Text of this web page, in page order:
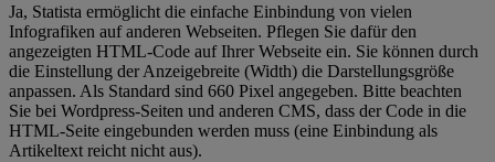
Ja, Statista ermöglicht die einfache Einbindung von vielen
Infografiken auf anderen Webseiten. Pflegen Sie dafür den
angezeigten HTML-Code auf Ihrer Webseite ein. Sie können durch
die Einstellung der Anzeigebreite (Width) die Darstellungsgröße
anpassen. Als Standard sind 660 Pixel angegeben. Bitte beachten
Sie bei Wordpress-Seiten und anderen CMS, dass der Code in die
HTML-Seite eingebunden werden muss (eine Einbindung als
Artikeltext reicht nicht aus).